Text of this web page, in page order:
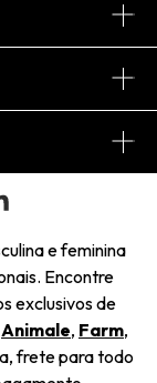
e feminina
Encontre
exclusivos de
Animale, Farm,
frete para todo